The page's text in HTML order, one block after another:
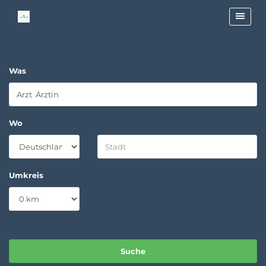
Was
Wo
Umkreis